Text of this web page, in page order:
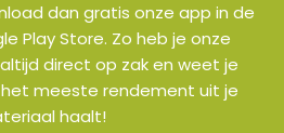
dan gratis onze app in de
Play Store. Zo heb je onze
direct op zak en weet je
meeste rendement uit je
haalt!